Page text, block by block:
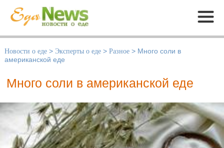
Меню
Новости о еде > Эксперты о еде > Разное > Много соли в
американской еде
Много соли в американской еде